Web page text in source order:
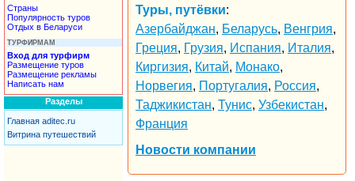
Страны
Популярность туров
Отдых в Беларуси
ТУРФИРМАМ
Вход для турфирм
Размещение туров
Размещение рекламы
Написать нам
Разделы
Главная aditec.ru
Витрина путешествий
Туры, путёвки:
Азербайджан, Беларусь, Венгрия,
Греция, Грузия, Испания, Италия,
Киргизия, Китай, Монако,
Норвегия, Португалия, Россия,
Таджикистан, Тунис, Узбекистан,
Франция
Новости компании